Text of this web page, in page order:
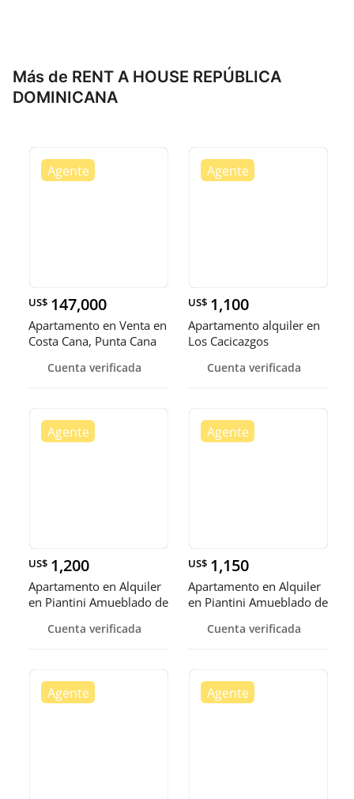
Más de RENT A HOUSE REPÚBLICA
DOMINICANA
US$ 147,000
Apartamento en Venta en
Costa Cana, Punta Cana
Cuenta verificada
US$ 1,100
Apartamento alquiler en
Los Cacicazgos
Cuenta verificada
US$ 1,200
Apartamento en Alquiler
en Piantini Amueblado de
Cuenta verificada
US$ 1,150
Apartamento en Alquiler
en Piantini Amueblado de
Cuenta verificada